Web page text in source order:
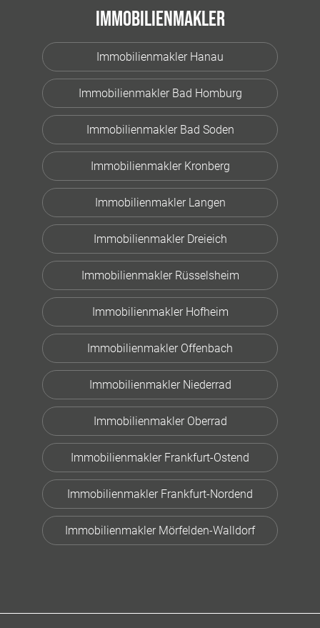
Immobilienmakler
Immobilienmakler Hanau
Immobilienmakler Bad Homburg
Immobilienmakler Bad Soden
Immobilienmakler Kronberg
Immobilienmakler Langen
Immobilienmakler Dreieich
Immobilienmakler Rüsselsheim
Immobilienmakler Hofheim
Immobilienmakler Offenbach
Immobilienmakler Niederrad
Immobilienmakler Oberrad
Immobilienmakler Frankfurt-Ostend
Immobilienmakler Frankfurt-Nordend
Immobilienmakler Mörfelden-Walldorf